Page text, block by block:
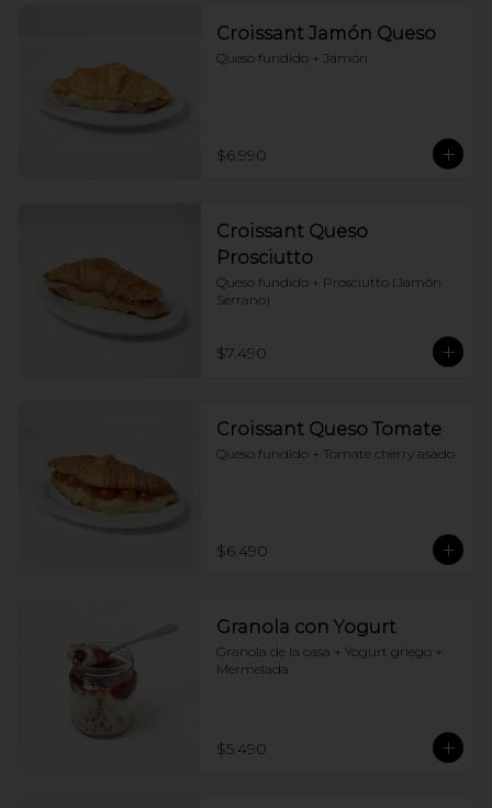
Croissant Jamón Queso
Queso fundido + Jamón
$6.990
Croissant Queso
Prosciutto
Queso fundido + Prosciutto (Jamón
Serrano)
$7.490
Croissant Queso Tomate
Queso fundido + Tomate cherry asado
$6.490
Granola con Yogurt
Granola de la casa + Yogurt griego +
Mermelada
$5.490